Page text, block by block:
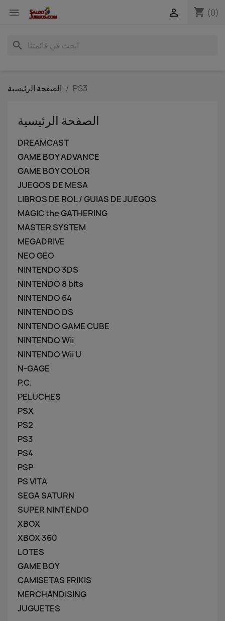
 shopping_cart (0)

search
الصفحة الرئيسية PS3
الصفحة الرئيسية
DREAMCAST
GAME BOY ADVANCE
GAME BOY COLOR
JUEGOS DE MESA
LIBROS DE ROL / GUIAS DE JUEGOS
MAGIC the GATHERING
MASTER SYSTEM
MEGADRIVE
NEO GEO
NINTENDO 3DS
NINTENDO 8 bits
NINTENDO 64
NINTENDO DS
NINTENDO GAME CUBE
NINTENDO Wii
NINTENDO Wii U
N-GAGE
P.C.
PELUCHES
PSX
PS2
PS3
PS4
PSP
PS VITA
SEGA SATURN
SUPER NINTENDO
XBOX
XBOX 360
LOTES
GAME BOY
CAMISETAS FRIKIS
MERCHANDISING
JUGUETES